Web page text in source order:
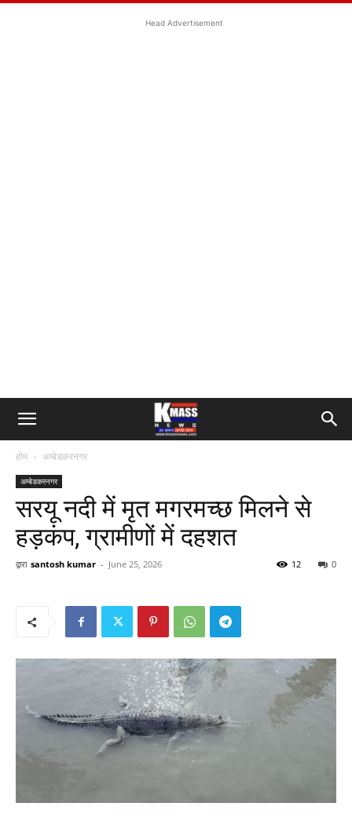
Head Advertisement
होम अम्बेडकरनगर
अम्बेडकरनगर
सरयू नदी में मृत मगरमच्छ मिलने से
हड़कंप, ग्रामीणों में दहशत
द्वारा santosh kumar - June 25, 2026 0
12